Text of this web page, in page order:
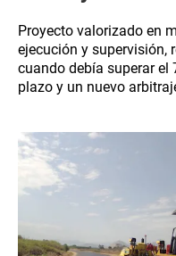
Proyecto valorizado en
ejecución y supervisión,
cuando debía superar el
plazo y un nuevo